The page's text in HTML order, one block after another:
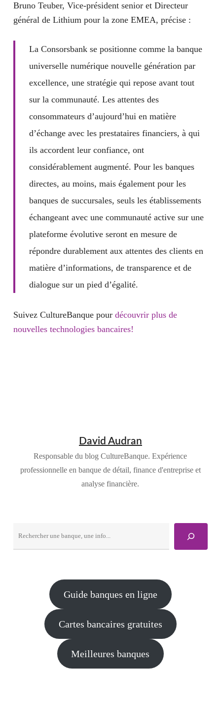
Bruno Teuber, Vice-président senior et Directeur
général de Lithium pour la zone EMEA, précise :
La Consorsbank se positionne commela banque
universelle numérique nouvelle génération par
excellence, une stratégie qui repose avant tout
sur la communauté. Les attentes des
consommateurs d’aujourd’hui en matière
d’échange avec les prestataires financiers, à qui
ils accordent leur confiance, ont
considérablement augmenté. Pour les banques
directes, au moins, mais également pour les
banques de succursales, seuls les établissements
échangeant avecune communauté active sur une
plateforme évolutive seront en mesure de
répondre durablement aux attentes des clients en
matière d’informations, de transparence et de
dialogue sur un pied d’égalité.
Suivez CultureBanque pour découvrir plus de
nouvelles technologies bancaires!
David Audran
Responsable du blog CultureBanque. Expérience
professionnelle en banque de détail, finance d'entreprise et
analyse financière.
Guide banques en ligne
Cartes bancaires gratuites
Meilleures banques